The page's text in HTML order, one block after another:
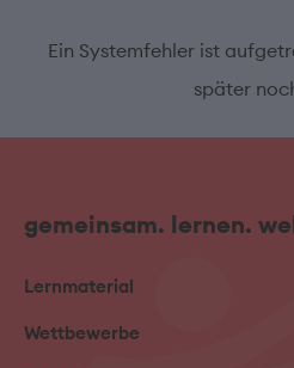
Ein Systemfehler ist
später
gemeinsam. lernen.
Lernmaterial
Wettbewerbe